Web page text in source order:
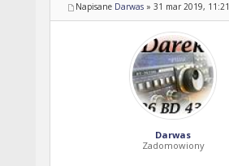
Napisane Darwas » 31 mar 2019, 11:21
Darwas
Zadomowiony